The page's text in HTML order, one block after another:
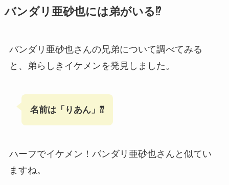
バンダリ亜砂也には弟がいる⁉
バンダリ亜砂也さんの兄弟について調べてみる
と、弟らしきイケメンを発見しました。
名前は「りあん」⁇
ハーフでイケメン！バンダリ亜砂也さんと似てい
ますね。